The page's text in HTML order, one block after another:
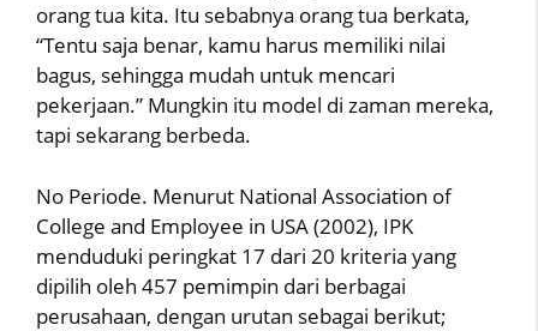
orang tua kita. Itu sebabnya orang tua berkata,
“Tentu saja benar, kamu harus memiliki nilai
bagus, sehingga mudah untuk mencari
pekerjaan.” Mungkin itu model di zaman mereka,
tapi sekarang berbeda.
No Periode. Menurut National Association of
College and Employee in USA (2002), IPK
menduduki peringkat 17 dari 20 kriteria yang
dipilih oleh 457 pemimpin dari berbagai
perusahaan, dengan urutan sebagai berikut;